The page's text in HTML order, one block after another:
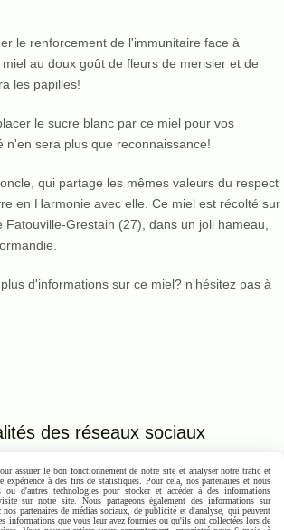
le renforcement de l'immunitaire face à
au doux goût de fleurs de merisier et de
les papilles!
le sucre blanc par ce miel pour vos
n'en sera plus que reconnaissance!
qui partage les mêmes valeurs du respect
en Harmonie avec elle. Ce miel est récolté sur
Fatouville-Grestain (27), dans un joli hameau,
d'informations sur ce miel? n'hésitez pas à
des réseaux sociaux
est désactivé. Autoriser
assurer le bon fonctionnement de notre site et analyser notre trafic et
à des fins de statistiques. Pour cela, nos partenaires et nous
ou d'autres technologies pour stocker et accéder à des informations
sur notre site. Nous partageons également des informations sur
partenaires de médias sociaux, de publicité et d'analyse, qui peuvent
informations que vous leur avez fournies ou qu'ils ont collectées lors de